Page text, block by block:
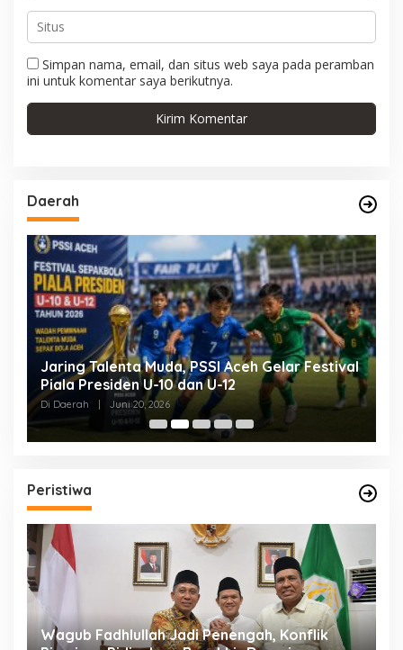
Simpan nama, email, dan situs web saya pada peramban
ini untuk komentar saya berikutnya.
Daerah
Jaring Talenta Muda, PSSI Aceh Gelar Festival
Piala Presiden U-10 dan U-12
Di Daerah Juni 20, 2026
Peristiwa
Wagub Fadhlullah Jadi Penengah, Konflik